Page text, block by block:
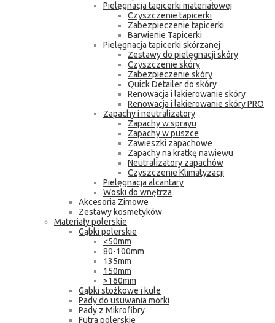
Pielęgnacja tapicerki materiałowej
Czyszczenie tapicerki
Zabezpieczenie tapicerki
Barwienie Tapicerki
Pielęgnacja tapicerki skórzanej
Zestawy do pielęgnacji skóry
Czyszczenie skóry
Zabezpieczenie skóry
Quick Detailer do skóry
Renowacja i lakierowanie skóry
Renowacja i lakierowanie skóry PRO
Zapachy i neutralizatory
Zapachy w sprayu
Zapachy w puszce
Zawieszki zapachowe
Zapachy na kratkę nawiewu
Neutralizatory zapachów
Czyszczenie Klimatyzacji
Pielęgnacja alcantary
Woski do wnętrza
Akcesoria Zimowe
Zestawy kosmetyków
Materiały polerskie
Gąbki polerskie
<50mm
80-100mm
135mm
150mm
>160mm
Gąbki stożkowe i kule
Pady do usuwania morki
Pady z Mikrofibry
Futra polerskie